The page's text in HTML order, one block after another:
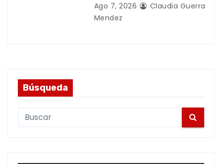
Ago 7, 2026
Claudia Guerra
Mendez
Búsqueda